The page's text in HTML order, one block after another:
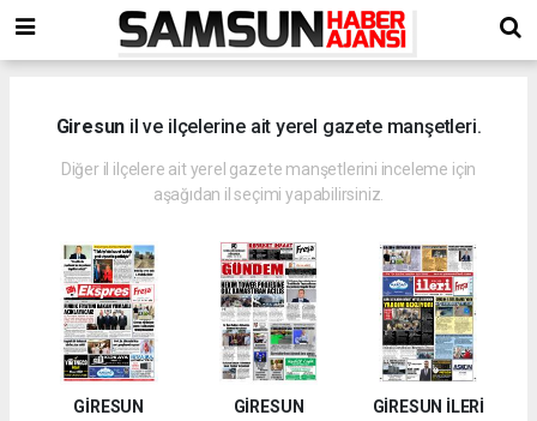
Giresun il ve ilçelerine ait yerel gazete manşetleri.
Diğer il ilçelere ait yerel gazete manşetlerini inceleme için
aşağıdan il seçimi yapabilirsiniz.
GİRESUN
GİRESUN
GİRESUN İLERİ